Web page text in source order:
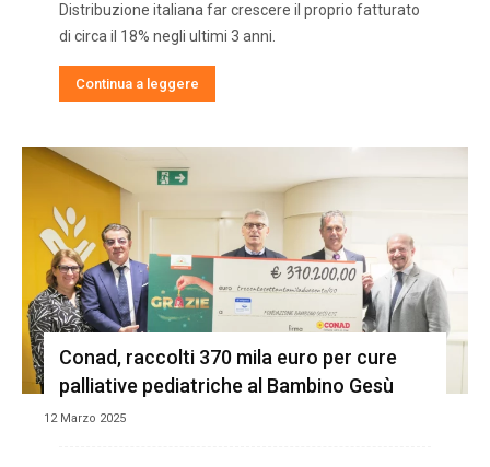
Distribuzione italiana far crescere il proprio fatturato
di circa il 18% negli ultimi 3 anni.
Continua a leggere
Conad, raccolti 370 mila euro per cure
palliative pediatriche al Bambino Gesù
12 Marzo 2025